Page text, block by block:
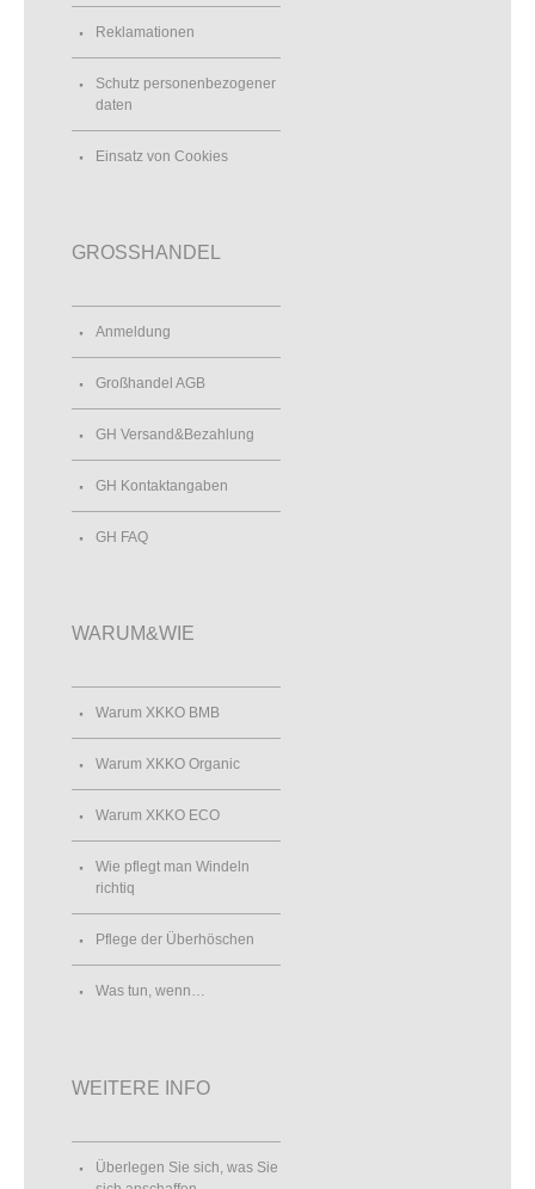
Reklamationen
Schutz personenbezogener
daten
Einsatz von Cookies
GROSSHANDEL
Anmeldung
Großhandel AGB
GH Versand&Bezahlung
GH Kontaktangaben
GH FAQ
WARUM&WIE
Warum XKKO BMB
Warum XKKO Organic
Warum XKKO ECO
Wie pflegt man Windeln
richtiq
Pflege der Überhöschen
Was tun, wenn…
WEITERE INFO
Überlegen Sie sich, was Sie